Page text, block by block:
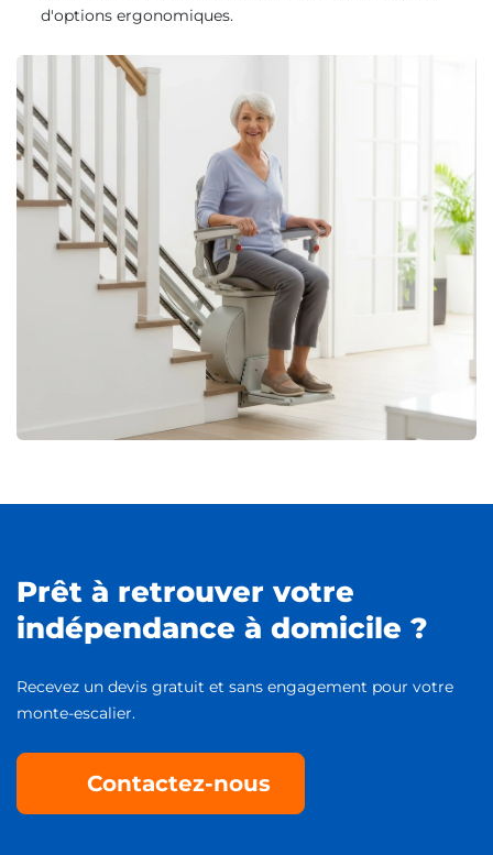
d'options ergonomiques.
Prêt à retrouver votre
indépendance à domicile ?
Recevez un devis gratuit et sans engagement pour votre
monte-escalier.
Contactez-nous